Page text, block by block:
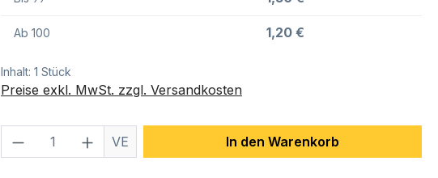
Ab 100 1,20 €
Inhalt: 1 Stück
Preise exkl. MwSt. zzgl. Versandkosten
Produkt Anzahl: Gib den gewünschten Wert
VE In den Warenkorb